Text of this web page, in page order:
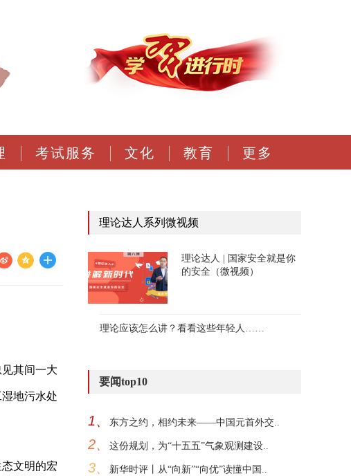
考试服务 文化 教育 更多
其间一大
地污水处
文明的宏
理论达人系列微视频
理论达人 | 国家安全就是你
的安全（微视频）
理论应该怎么讲？看看这些年轻人……
要闻top10
1、 东方之约，相约未来——中国元首外交..
2、 这份规划，为“十五五”气象观测建设..
3、 新华时评丨从“向新”“向优”读懂中国..